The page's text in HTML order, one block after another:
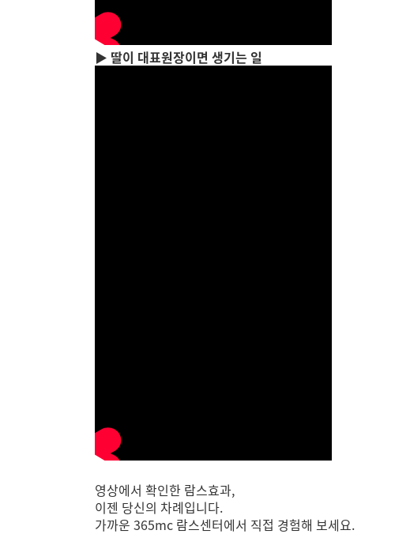
▶ 딸이 대표원장이면 생기는 일
영상에서 확인한 람스효과,
이젠 당신의 차례입니다.
가까운 365mc 람스센터에서 직접 경험해 보세요.